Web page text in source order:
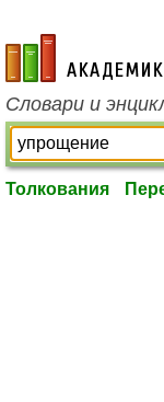
academic.ru
Словари и
Толкования